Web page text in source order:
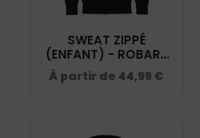
SWEAT ZIPPÉ
(ENFANT) - ROBART
PHILIPPE - NOIR -
K455
À partir de 44,99 €